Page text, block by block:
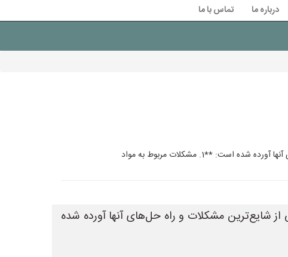
درباره ما تماس با ما
**1. مشکلات مربوط به مواد
شایع‌ترین مشکلات و راه حل‌های آنها آورده شده